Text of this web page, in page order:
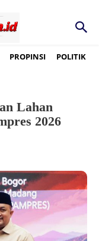
PROPINSI POLITIK
Lahan
2026